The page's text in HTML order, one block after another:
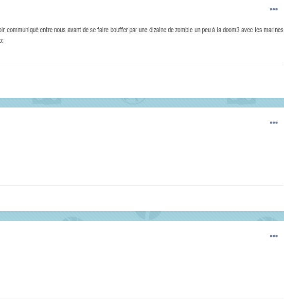
communiqué entre nous avant de se faire bouffer par une dizaine de zombie un peu à la doom3 avec les marines